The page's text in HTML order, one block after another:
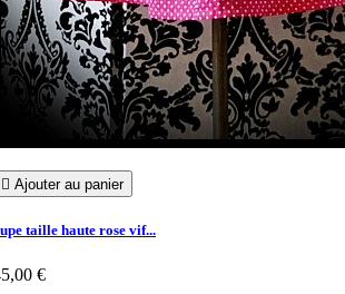
 Ajouter au panier
taille haute rose vif...
€